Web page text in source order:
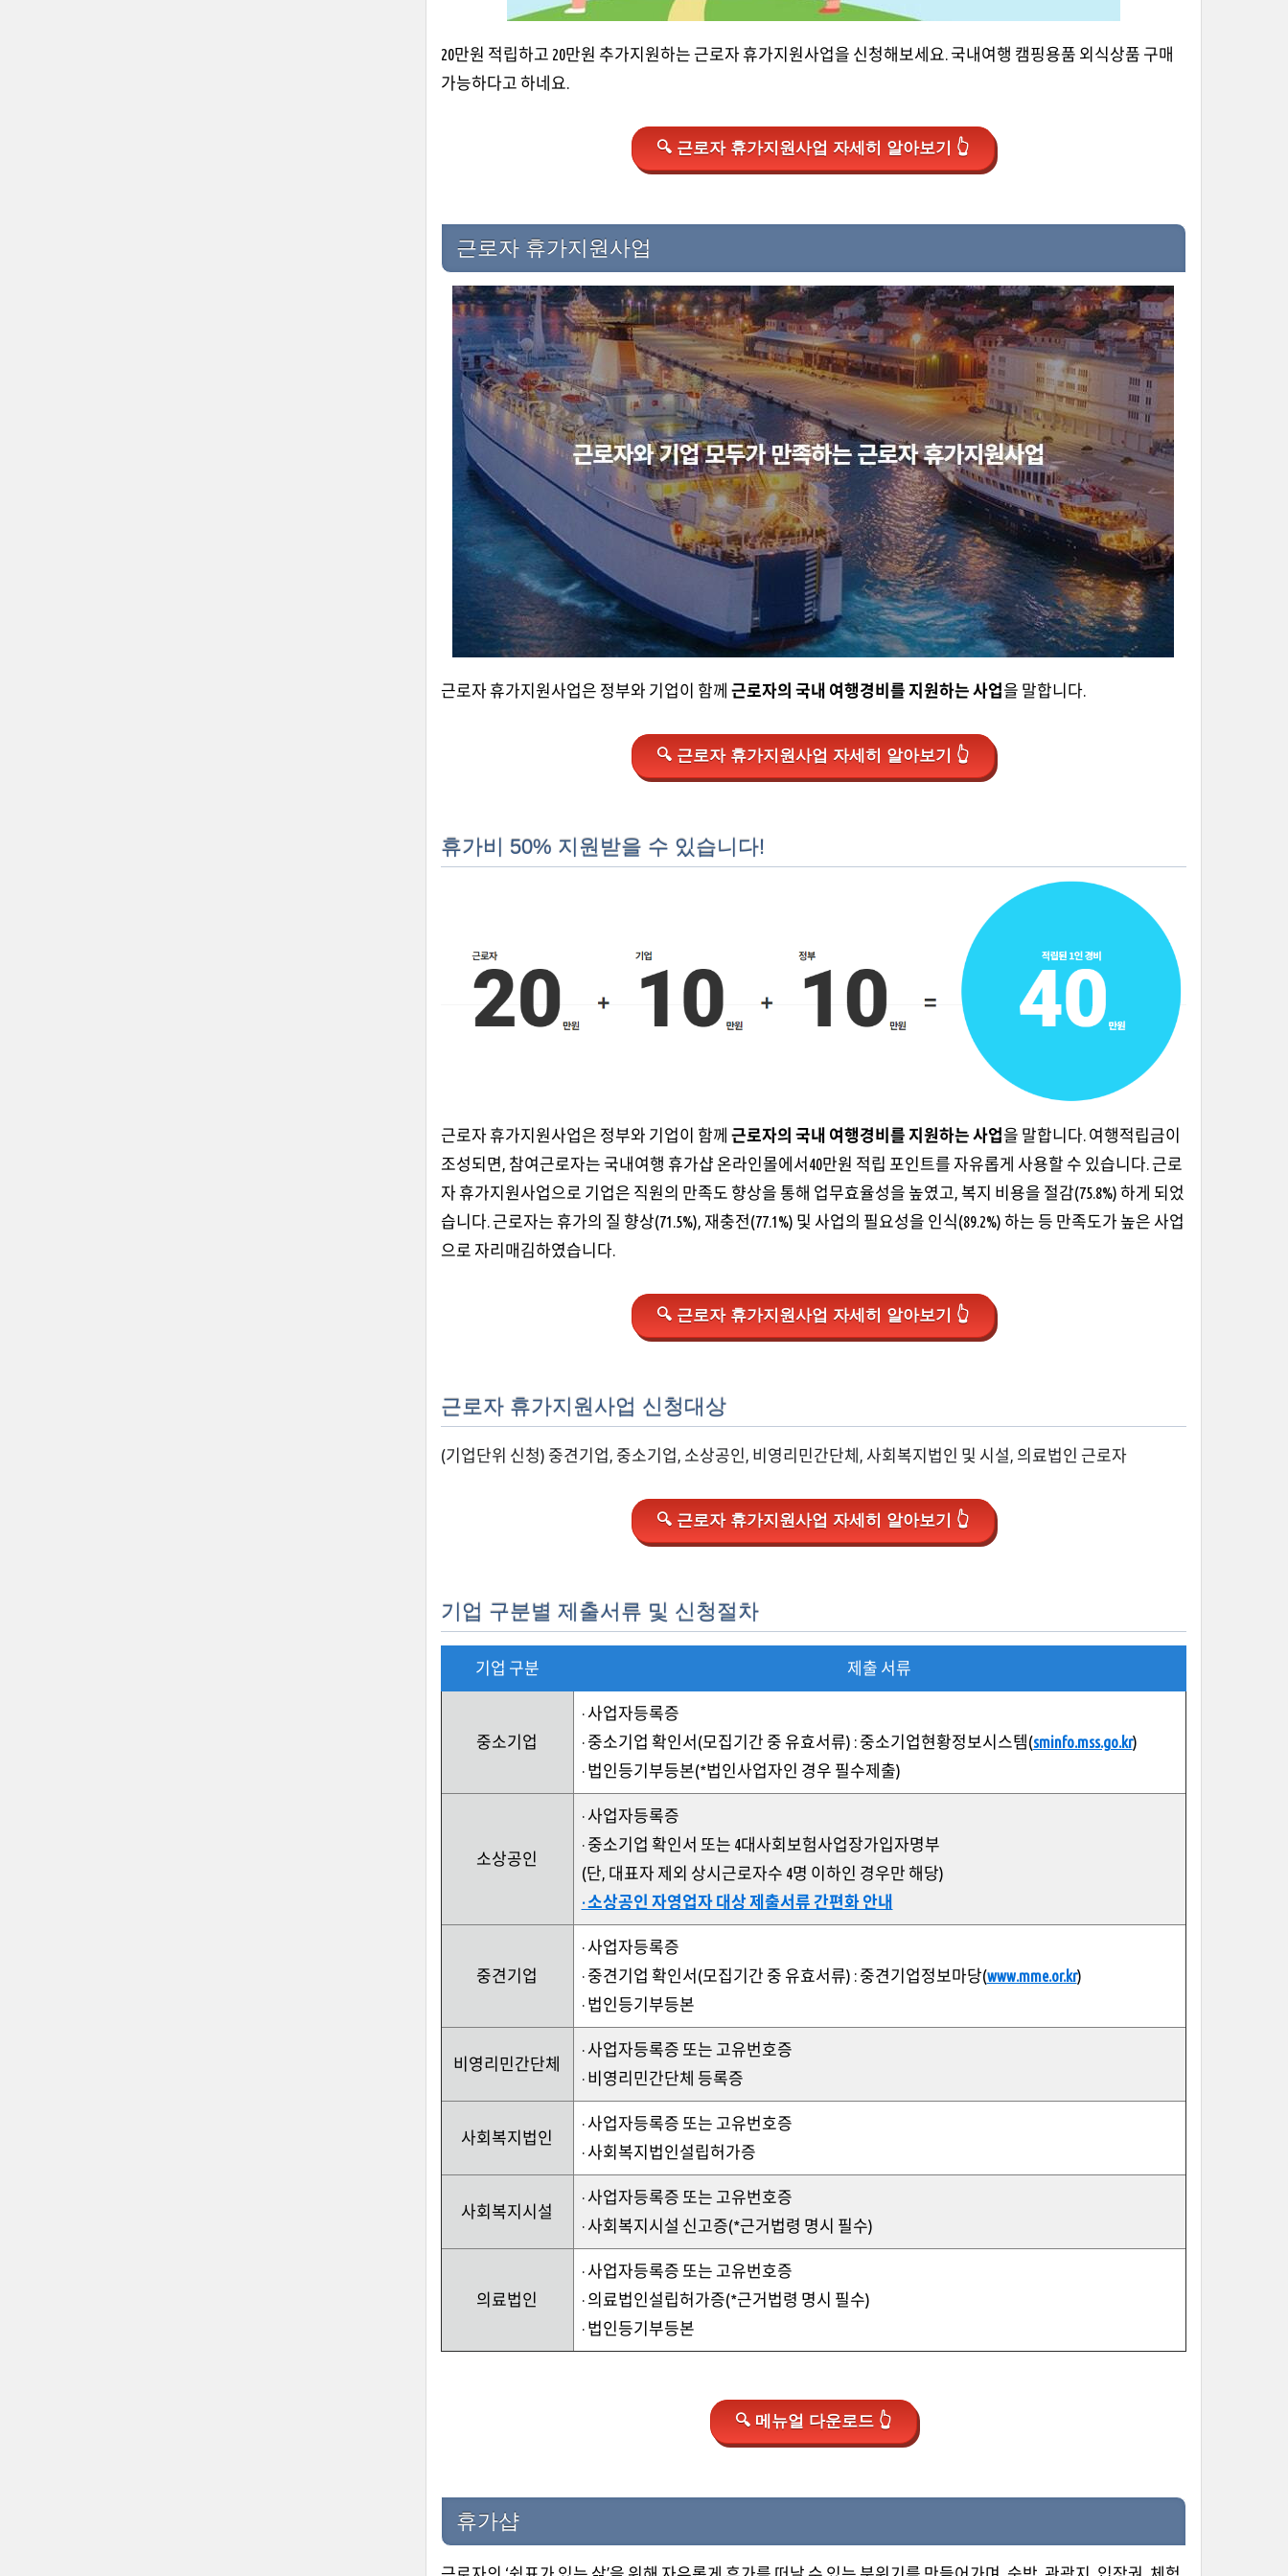
20만원 적립하고 20만원 추가지원하는 근로자 휴가지원사업을 신청해보세요. 국내여행 캠핑용품 외식상품 구매
가능하다고 하네요.
🔍 근로자 휴가지원사업 자세히 알아보기 👆
근로자 휴가지원사업
근로자 휴가지원사업은 정부와 기업이 함께 근로자의 국내 여행경비를 지원하는 사업을 말합니다.
🔍 근로자 휴가지원사업 자세히 알아보기 👆
휴가비 50% 지원받을 수 있습니다!
근로자 휴가지원사업은 정부와 기업이 함께 근로자의 국내 여행경비를 지원하는 사업을 말합니다. 여행적립금이
조성되면, 참여근로자는 국내여행 휴가샵 온라인몰에서40만원 적립 포인트를 자유롭게 사용할 수 있습니다. 근로
자 휴가지원사업으로 기업은 직원의 만족도 향상을 통해 업무효율성을 높였고, 복지 비용을 절감(75.8%) 하게 되었
습니다. 근로자는 휴가의 질 향상(71.5%), 재충전(77.1%) 및 사업의 필요성을 인식(89.2%) 하는 등 만족도가 높은 사업
으로 자리매김하였습니다.
🔍 근로자 휴가지원사업 자세히 알아보기 👆
근로자 휴가지원사업 신청대상
(기업단위 신청) 중견기업, 중소기업, 소상공인, 비영리민간단체, 사회복지법인 및 시설, 의료법인 근로자
🔍 근로자 휴가지원사업 자세히 알아보기 👆
기업 구분별 제출서류 및 신청절차
기업 구분 제출 서류
중소기업
· 사업자등록증
· 중소기업 확인서(모집기간 중 유효서류) : 중소기업현황정보시스템(sminfo.mss.go.kr)
· 법인등기부등본(*법인사업자인 경우 필수제출)
소상공인
· 사업자등록증
· 중소기업 확인서 또는 4대사회보험사업장가입자명부
(단, 대표자 제외 상시근로자수 4명 이하인 경우만 해당)
· 소상공인 자영업자 대상 제출서류 간편화 안내
중견기업
· 사업자등록증
· 중견기업 확인서(모집기간 중 유효서류) : 중견기업정보마당(www.mme.or.kr)
· 법인등기부등본
비영리민간단체
· 사업자등록증 또는 고유번호증
· 비영리민간단체 등록증
사회복지법인
· 사업자등록증 또는 고유번호증
· 사회복지법인설립허가증
사회복지시설
· 사업자등록증 또는 고유번호증
· 사회복지시설 신고증(*근거법령 명시 필수)
의료법인
· 사업자등록증 또는 고유번호증
· 의료법인설립허가증(*근거법령 명시 필수)
· 법인등기부등본
🔍 메뉴얼 다운로드 👆
휴가샵